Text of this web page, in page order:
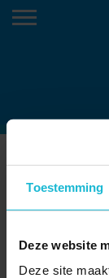
Toestemming
Deze website
Deze site